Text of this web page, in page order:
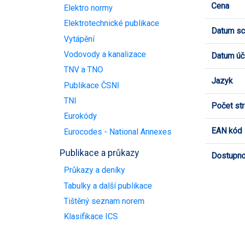
Elektro normy
Elektrotechnické publikace
Vytápění
Vodovody a kanalizace
TNV a TNO
Publikace ČSNI
TNI
Eurokódy
Eurocodes - National Annexes
Publikace a průkazy
Průkazy a deníky
Tabulky a další publikace
Tištěný seznam norem
Klasifikace ICS
Cena
Datum
Datum
Jazyk
Počet
EAN kód